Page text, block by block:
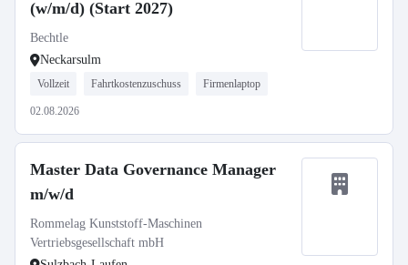
(w/m/d) (Start 2027)
Bechtle
Neckarsulm
Vollzeit Fahrtkostenzuschuss Firmenlaptop
02.08.2026
Master Data Governance Manager
m/w/d
Rommelag Kunststoff-Maschinen
Vertriebsgesellschaft mbH